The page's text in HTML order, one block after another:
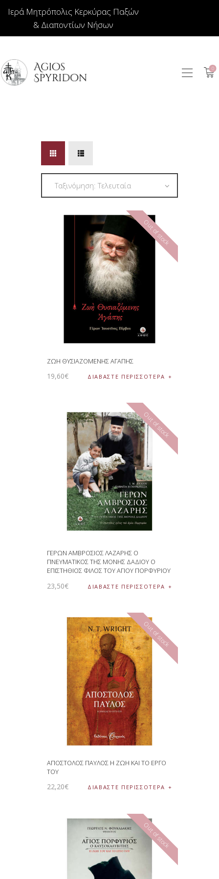
Ιερά Μητρόπολις Κερκύρας Παξών
& Διαποντίων Νήσων
0
ΕΙΚΟΝΕΣ
ΙΕΡΑΤΙΚΑ
ΚΕΡΙΑ
ΕΙΔΗ ΔΩΡΩΝ –
ΣΠΙΤΙΟΥ
ΤΑΜΑΤΑ
Out of stock
ΖΩΗ ΘΥΣΙΑΖΟΜΕΝΗΣ ΑΓΑΠΗΣ
19,60€ ΔΙΑΒΆΣΤΕ ΠΕΡΙΣΣΌΤΕΡΑ
Out of stock
ΓΕΡΩΝ ΑΜΒΡΟΣΙΟΣ ΛΑΖΑΡΗΣ Ο
ΠΝΕΥΜΑΤΙΚΟΣ ΤΗΣ ΜΟΝΗΣ ΔΑΔΙΟΥ Ο
ΕΠΙΣΤΗΘΙΟΣ ΦΙΛΟΣ ΤΟΥ ΑΓΙΟΥ ΠΟΡΦΥΡΙΟΥ
23,50€ ΔΙΑΒΆΣΤΕ ΠΕΡΙΣΣΌΤΕΡΑ
Out of stock
ΑΠΟΣΤΟΛΟΣ ΠΑΥΛΟΣ Η ΖΩΗ ΚΑΙ ΤΟ ΕΡΓΟ
ΤΟΥ
22,20€ ΔΙΑΒΆΣΤΕ ΠΕΡΙΣΣΌΤΕΡΑ
Out of stock